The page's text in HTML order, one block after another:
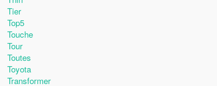
Tier
Top5
Touche
Tour
Toutes
Toyota
Transformer